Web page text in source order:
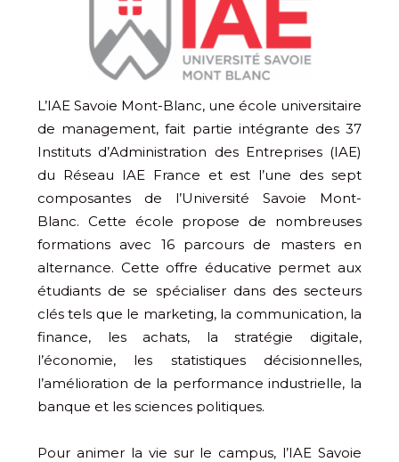
L’IAE Savoie Mont-Blanc, une école universitaire
de management, fait partie intégrante des 37
Instituts d’Administration des Entreprises (IAE)
du Réseau IAE France et est l’une des sept
composantes de l’Université Savoie Mont-
Blanc. Cette école propose de nombreuses
formations avec 16 parcours de masters en
alternance. Cette offre éducative permet aux
étudiants de se spécialiser dans des secteurs
clés tels que le marketing, la communication, la
finance, les achats, la stratégie digitale,
l’économie, les statistiques décisionnelles,
l’amélioration de la performance industrielle, la
banque et les sciences politiques.
Pour animer la vie sur le campus, l’IAE Savoie